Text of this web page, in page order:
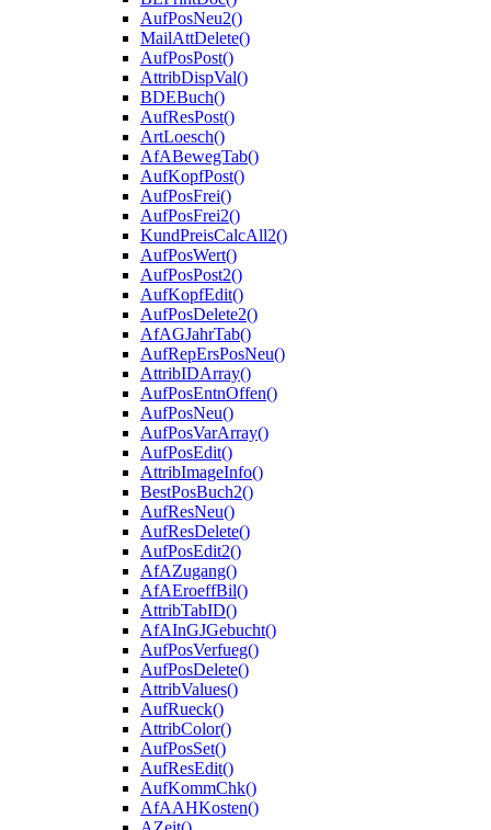
AufPosNeu2()
MailAttDelete()
AufPosPost()
AttribDispVal()
BDEBuch()
AufResPost()
ArtLoesch()
AfABewegTab()
AufKopfPost()
AufPosFrei()
AufPosFrei2()
KundPreisCalcAll2()
AufPosWert()
AufPosPost2()
AufKopfEdit()
AufPosDelete2()
AfAGJahrTab()
AufRepErsPosNeu()
AttribIDArray()
AufPosEntnOffen()
AufPosNeu()
AufPosVarArray()
AufPosEdit()
AttribImageInfo()
BestPosBuch2()
AufResNeu()
AufResDelete()
AufPosEdit2()
AfAZugang()
AfAEroeffBil()
AttribTabID()
AfAInGJGebucht()
AufPosVerfueg()
AufPosDelete()
AttribValues()
AufRueck()
AttribColor()
AufPosSet()
AufResEdit()
AufKommChk()
AfAAHKosten()